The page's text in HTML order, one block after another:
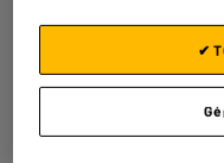
personnes.
✔